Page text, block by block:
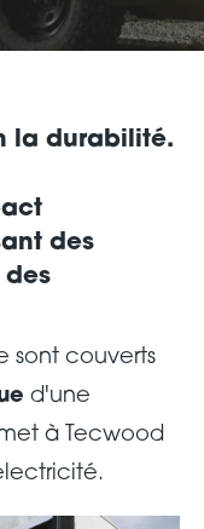
la durabilité.
des
des
sont couverts
d'une
à Tecwood